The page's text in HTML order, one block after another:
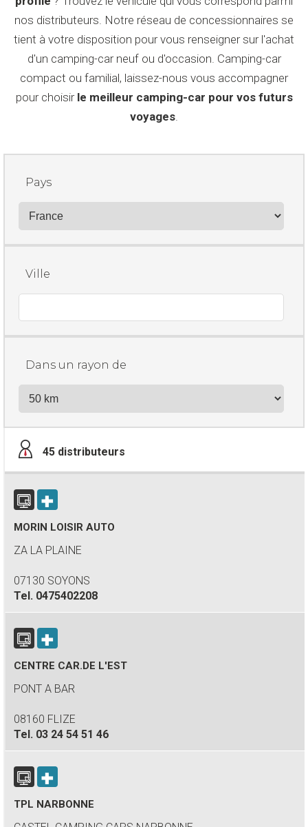
nos distributeurs. Notre réseau de concessionnaires se
tient à votre disposition pour vous renseigner sur l'achat
d'un camping-car neuf ou d'occasion. Camping-car
compact ou familial, laissez-nous vous accompagner
pour choisir le meilleur camping-car pour vos futurs
voyages.
Pays
Ville
Dans un rayon de
45 distributeurs
MORIN LOISIR AUTO
ZA LA PLAINE
07130 SOYONS
Tel. 0475402208
CENTRE CAR.DE L'EST
PONT A BAR
08160 FLIZE
Tel. 03 24 54 51 46
TPL NARBONNE